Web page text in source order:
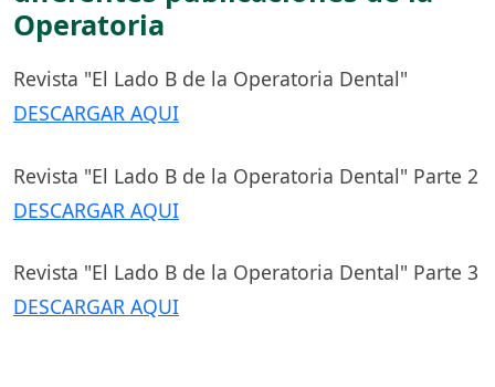
Operatoria
Revista "El Lado B de la Operatoria Dental"
DESCARGAR AQUI
Revista "El Lado B de la Operatoria Dental" Parte 2
DESCARGAR AQUI
Revista "El Lado B de la Operatoria Dental" Parte 3
DESCARGAR AQUI